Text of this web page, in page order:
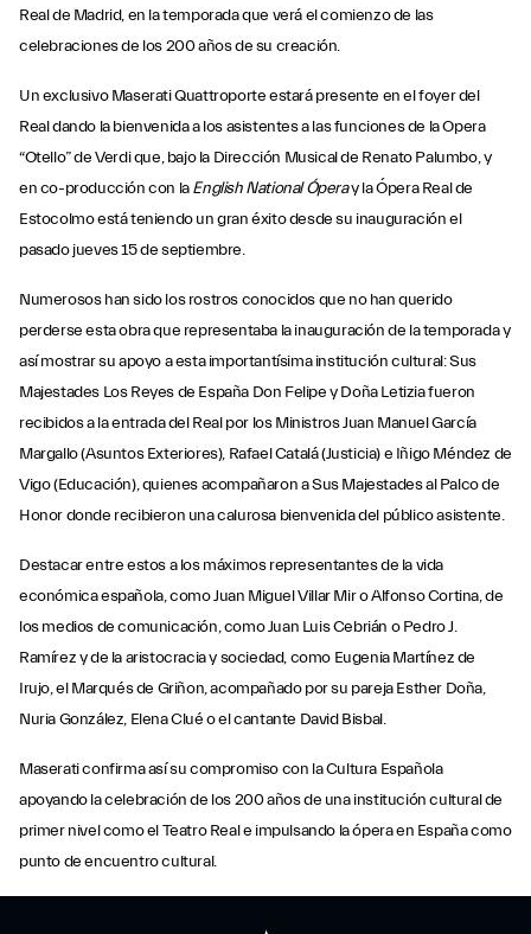
Real de Madrid, en la temporada que verá el comienzo de las
celebraciones de los 200 años de su creación.
Un exclusivo Maserati Quattroporte estará presente en el foyer del
Real dando la bienvenida a los asistentes a las funciones de la Opera
“Otello” de Verdi que, bajo la Dirección Musical de Renato Palumbo, y
en co-producción con laEnglish National Óperay la Ópera Real de
Estocolmo está teniendo un gran éxito desde su inauguración el
pasado jueves 15 de septiembre.
Numerosos han sido los rostros conocidos que no han querido
perderse esta obra que representaba la inauguración de la temporada y
así mostrar su apoyo a esta importantísima institución cultural: Sus
Majestades Los Reyes de España Don Felipe y Doña Letizia fueron
recibidos a la entrada del Real por los Ministros Juan Manuel García
Margallo (Asuntos Exteriores), Rafael Catalá (Justicia) e Iñigo Méndez de
Vigo (Educación), quienes acompañaron a Sus Majestades al Palco de
Honor donde recibieron una calurosa bienvenida del público asistente.
Destacar entre estos a los máximos representantes de la vida
económica española, como Juan Miguel Villar Mir o Alfonso Cortina, de
los medios de comunicación, como Juan Luis Cebrián o Pedro J.
Ramírez y de la aristocracia y sociedad, como Eugenia Martínez de
Irujo, el Marqués de Griñon, acompañado por su pareja Esther Doña,
Nuria González, Elena Clué o el cantante David Bisbal.
Maserati confirma así su compromiso con la Cultura Española
apoyando la celebración de los 200 años de una institución cultural de
primer nivel como el Teatro Real e impulsando la ópera en España como
punto de encuentro cultural.